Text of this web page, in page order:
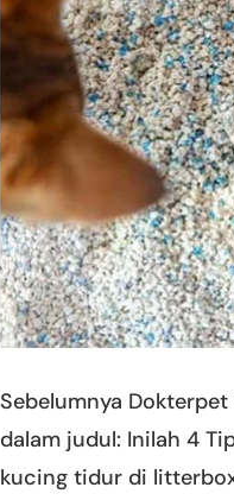
Sebelumnya
dalam judul: Inilah 4
kucing tidur di